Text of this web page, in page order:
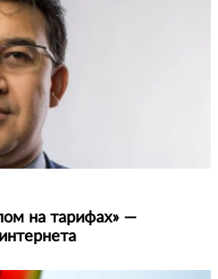
на тарифах» —